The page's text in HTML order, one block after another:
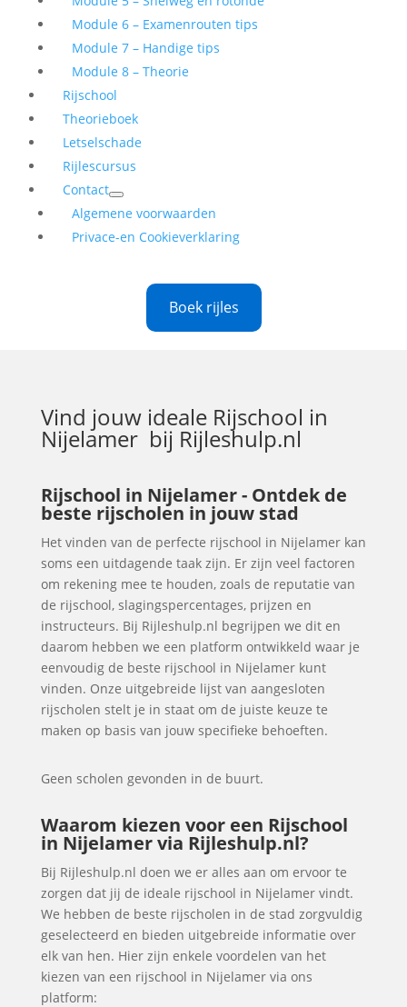
Module 6 – Examenrouten tips
Module 7 – Handige tips
Module 8 – Theorie
Rijschool
Theorieboek
Letselschade
Rijlescursus
Contact
Algemene voorwaarden
Privace-en Cookieverklaring
Boek rijles
Vind jouw ideale Rijschool in
Nijelamer bij Rijleshulp.nl
Rijschool in Nijelamer - Ontdek de
beste rijscholen in jouw stad
Het vinden van de perfecte rijschool in Nijelamer kan
soms een uitdagende taak zijn. Er zijn veel factoren
om rekening mee te houden, zoals de reputatie van
de rijschool, slagingspercentages, prijzen en
instructeurs. Bij Rijleshulp.nl begrijpen we dit en
daarom hebben we een platform ontwikkeld waar je
eenvoudig de beste rijschool in Nijelamer kunt
vinden. Onze uitgebreide lijst van aangesloten
rijscholen stelt je in staat om de juiste keuze te
maken op basis van jouw specifieke behoeften.
Geen scholen gevonden in de buurt.
Waarom kiezen voor een Rijschool
in Nijelamer via Rijleshulp.nl?
Bij Rijleshulp.nl doen we er alles aan om ervoor te
zorgen dat jij de ideale rijschool in Nijelamer vindt.
We hebben de beste rijscholen in de stad zorgvuldig
geselecteerd en bieden uitgebreide informatie over
elk van hen. Hier zijn enkele voordelen van het
kiezen van een rijschool in Nijelamer via ons
platform: